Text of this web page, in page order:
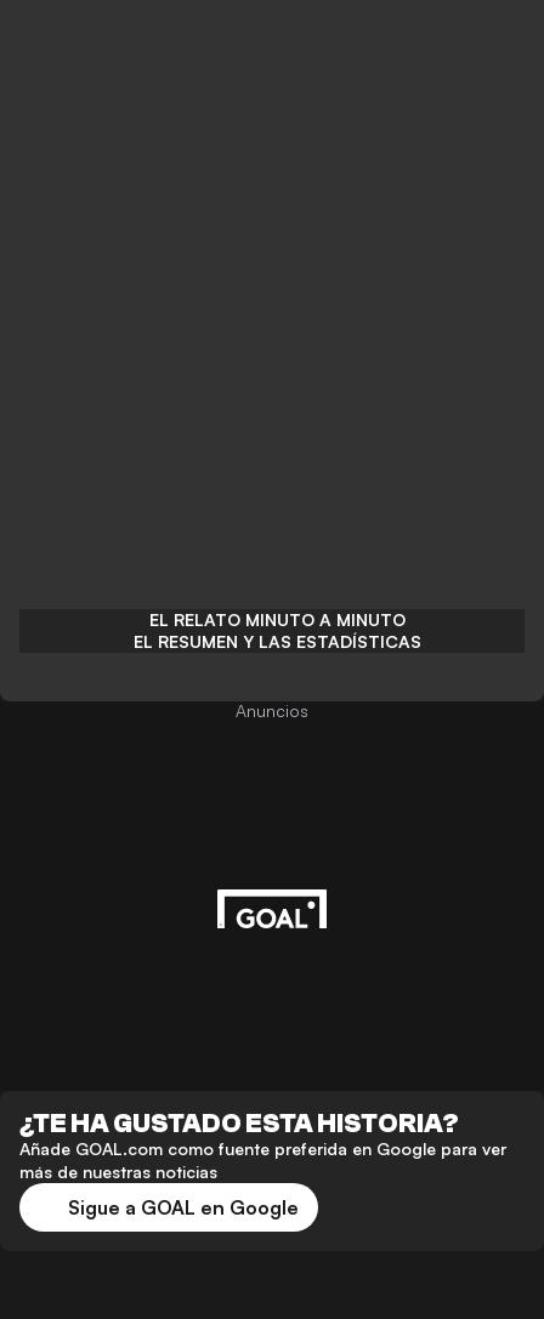
EL RELATO MINUTO A MINUTO
EL RESUMEN Y LAS ESTADÍSTICAS
Anuncios
¿TE HA GUSTADO ESTA HISTORIA?
Añade GOAL.com como fuente preferida en Google para ver
más de nuestras noticias
Sigue a GOAL en Google